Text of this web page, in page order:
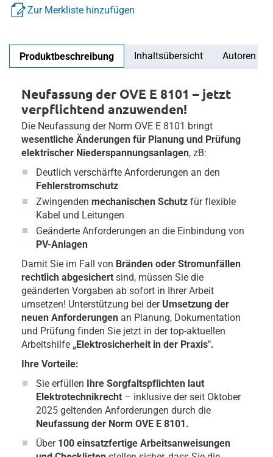
Zur Merkliste hinzufügen
Produktbeschreibung Inhaltsübersicht Autoren
Neufassung der OVE E 8101 – jetzt
verpflichtend anzuwenden!
Die Neufassung der Norm OVE E 8101 bringt
wesentliche Änderungen für Planung und Prüfung
elektrischer Niederspannungsanlagen, zB:
Deutlich verschärfte Anforderungen an den
Fehlerstromschutz
Zwingenden mechanischen Schutz für flexible
Kabel und Leitungen
Geänderte Anforderungen an die Einbindung von
PV-Anlagen
Damit Sie im Fall von Bränden oder Stromunfällen
rechtlich abgesichert sind, müssen Sie die
geänderten Vorgaben ab sofort in Ihrer Arbeit
umsetzen! Unterstützung bei derUmsetzung der
neuen Anforderungen an Planung, Dokumentation
und Prüfung finden Sie jetzt in der top-aktuellen
Arbeitshilfe „Elektrosicherheit in der Praxis".
Ihre Vorteile:
Sie erfüllen Ihre Sorgfaltspflichten laut
Elektrotechnikrecht – inklusive der seit Oktober
2025 geltenden Anforderungen durch die
Neufassung der Norm OVE E 8101.
Über100 einsatzfertige Arbeitsanweisungen